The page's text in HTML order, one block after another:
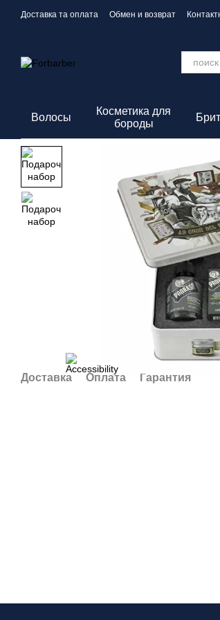
Перейти к основному контенту
Доставка та оплата Обмен и возврат
Волосы
Косметика для
бороды
Доставка Оплата Гарантия